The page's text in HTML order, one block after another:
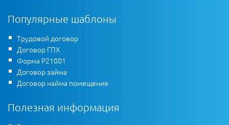
Популярные шаблоны
Трудовой договор
Договор ГПХ
Форма Р21001
Договор займа
Договор найма помещения
Полезная информация